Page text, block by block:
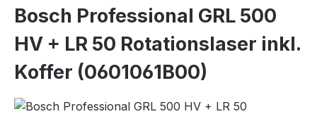
Bosch Professional GRL 500
HV + LR 50 Rotationslaser inkl.
Koffer (0601061B00)
Bildergalerie überspringen